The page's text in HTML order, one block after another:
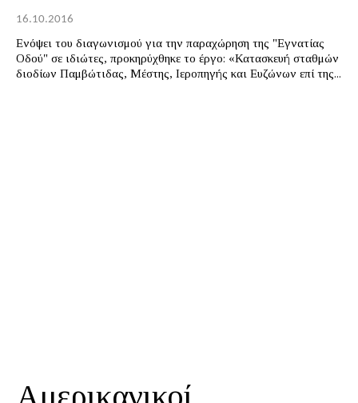
16.10.2016
Ενόψει του διαγωνισμού για την παραχώρηση της "Εγνατίας
Οδού" σε ιδιώτες, προκηρύχθηκε το έργο: «Κατασκευή σταθμών
διοδίων Παμβώτιδας, Μέστης, Ιεροπηγής και Ευζώνων επί της...